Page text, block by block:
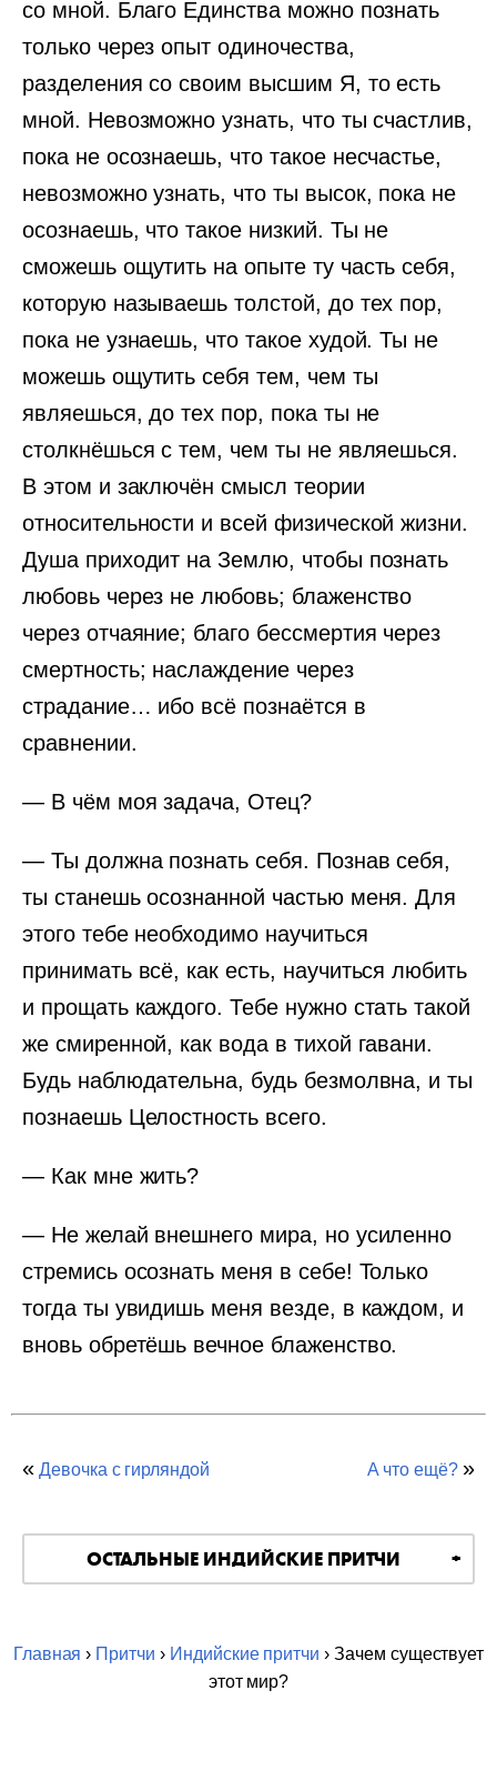
со мной. Благо Единства можно познать
только через опыт одиночества,
разделения со своим высшим Я, то есть
мной. Невозможно узнать, что ты счастлив,
пока не осознаешь, что такое несчастье,
невозможно узнать, что ты высок, пока не
осознаешь, что такое низкий. Ты не
сможешь ощутить на опыте ту часть себя,
которую называешь толстой, до тех пор,
пока не узнаешь, что такое худой. Ты не
можешь ощутить себя тем, чем ты
являешься, до тех пор, пока ты не
столкнёшься с тем, чем ты не являешься.
В этом и заключён смысл теории
относительности и всей физической жизни.
Душа приходит на Землю, чтобы познать
любовь через не любовь; блаженство
через отчаяние; благо бессмертия через
смертность; наслаждение через
страдание… ибо всё познаётся в
сравнении.
— В чём моя задача, Отец?
— Ты должна познать себя. Познав себя,
ты станешь осознанной частью меня. Для
этого тебе необходимо научиться
принимать всё, как есть, научиться любить
и прощать каждого. Тебе нужно стать такой
же смиренной, как вода в тихой гавани.
Будь наблюдательна, будь безмолвна, и ты
познаешь Целостность всего.
— Как мне жить?
— Не желай внешнего мира, но усиленно
стремись осознать меня в себе! Только
тогда ты увидишь меня везде, в каждом, и
вновь обретёшь вечное блаженство.
« Девочка с гирляндой А что ещё? »
ОСТАЛЬНЫЕ ИНДИЙСКИЕ ПРИТЧИ
Главная › Притчи › Индийские притчи › Зачем существует
этот мир?